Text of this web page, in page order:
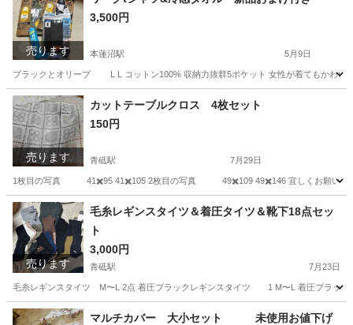
売ります
3,500円
本蓮沼駅 5月9日
ブラックとオリーブ L L コットン100% 収納力抜群5ポケット 女性が着てもかわい
東京 板橋区 本蓮沼駅 その他 タオル
売ります
カットテーブルクロス 4枚セット
150円
青砥駅 7月29日
1枚目の写真 41✖️95 41✖️105 2枚目の写真 49✖️109 49✖️146 宜しくお願いし
東京 葛飾区 青砥駅 インテリア雑貨/小物
売ります
毛糸レギンスタイツ＆着圧タイツ＆靴下18点セッ
ト
3,000円
青砥駅 7月23日
毛糸レギンスタイツ M〜L 2点 着圧ブラックレギンスタイツ
東京 葛飾区 青砥駅 服/ファッション レギンス
マルチカバー 大小セット 未使用お値下げ